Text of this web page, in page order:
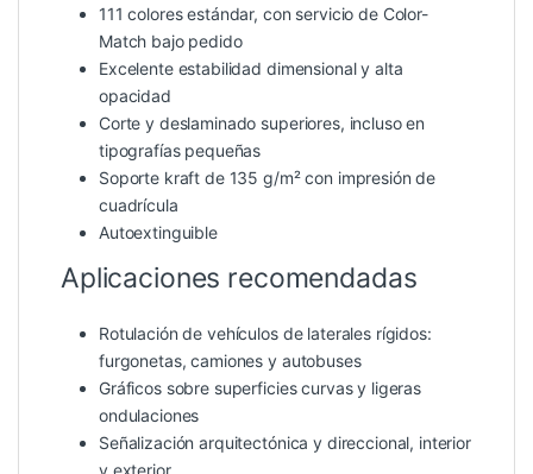
111 colores estándar, con servicio de Color-
Match bajo pedido
Excelente estabilidad dimensional y alta
opacidad
Corte y deslaminado superiores, incluso en
tipografías pequeñas
Soporte kraft de 135 g/m² con impresión de
cuadrícula
Autoextinguible
Aplicaciones recomendadas
Rotulación de vehículos de laterales rígidos:
furgonetas, camiones y autobuses
Gráficos sobre superficies curvas y ligeras
ondulaciones
Señalización arquitectónica y direccional, interior